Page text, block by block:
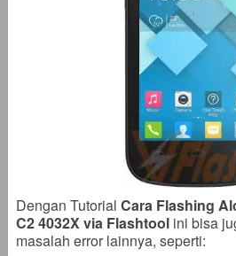
Dengan Tutorial Cara Flashing
C2 4032X via Flashtoolini bisa
masalah error lainnya, seperti: